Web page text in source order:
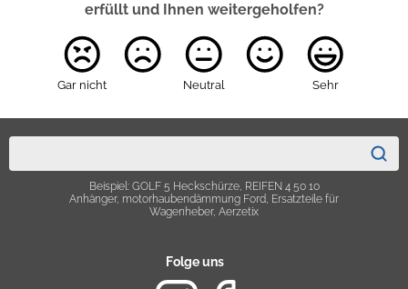
erfüllt und Ihnen weitergeholfen?
Gar nicht Neutral Sehr
Beispiel: GOLF 5 Heckschürze, REIFEN 4 50 10
Anhänger, motorhaubendämmung Ford, Ersatzteile für
Wagenheber, Aerzetix
Folge uns